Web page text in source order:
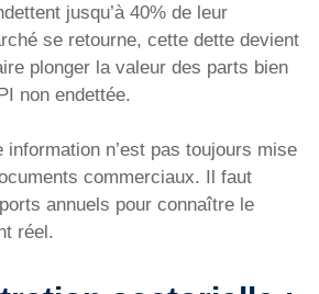
jusqu’à 40% de leur
se retourne, cette dette devient
plonger la valeur des parts bien
non endettée.
information n’est pas toujours mise
commerciaux. Il faut
annuels pour connaître le
réel.